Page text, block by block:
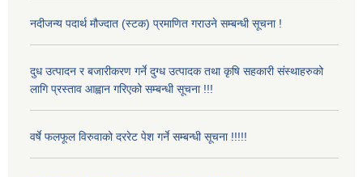
नदीजन्य पदार्थ मौज्दात (स्टक) प्रमाणित गराउने सम्बन्धी सूचना !
दुध उत्पादन र बजारीकरण गर्ने दुग्ध उत्पादक तथा कृषि सहकारी संस्थाहरुको
लागि प्रस्ताव आह्वान गरिएको सम्बन्धी सूचना !!!
वर्षे फलफूल विरुवाको दररेट पेश गर्ने सम्बन्धी सूचना !!!!!